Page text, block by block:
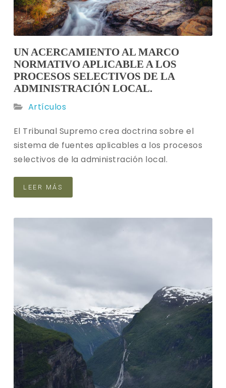
UN ACERCAMIENTO AL MARCO
NORMATIVO APLICABLE A LOS
PROCESOS SELECTIVOS DE LA
ADMINISTRACIÓN LOCAL.
Artículos
El Tribunal Supremo crea doctrina sobre el
sistema de fuentes aplicables a los procesos
selectivos de la administración local.
LEER MÁS